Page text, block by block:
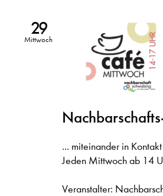
29
Mittwoch
... miteinander in
Jeden Mittwoch ab 14
Veranstalter: